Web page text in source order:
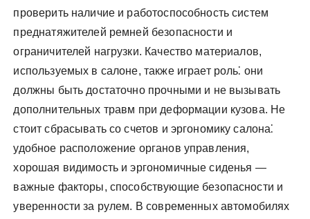
проверить наличие и работоспособность систем
преднатяжителей ремней безопасности и
ограничителей нагрузки. Качество материалов,
используемых в салоне, также играет роль⁚ они
должны быть достаточно прочными и не вызывать
дополнительных травм при деформации кузова. Не
стоит сбрасывать со счетов и эргономику салона⁚
удобное расположение органов управления,
хорошая видимость и эргономичные сиденья —
важные факторы, способствующие безопасности и
уверенности за рулем. В современных автомобилях